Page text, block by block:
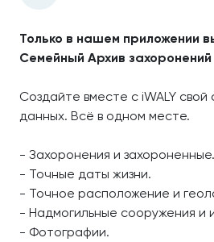
Только в нашем приложении
Семейный Архив захоронений
Создайте вместе с iWALY
данных. Всё в одном месте.
- Захоронения и захороненные.
- Точные даты жизни.
- Точное расположение и
- Надмогильные сооружения и
- Фотографии.